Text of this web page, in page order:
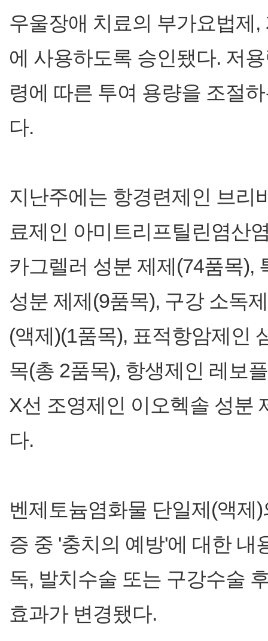
우울장애 치료의 부가요법제
에 사용하도록 승인됐다. 저
령에 따른 투여 용량을 조절
다.
지난주에는 항경련제인 브리
료제인 아미트리프틸린염산
카그렐러 성분 제제(74품목),
성분 제제(9품목), 구강 소독
(액제)(1품목), 표적항암제인
목(총 2품목), 항생제인 레보
X선 조영제인 이오헥솔 성분
다.
벤제토늄염화물 단일제(액제
증 중 '충치의 예방'에 대한 내
독, 발치수술 또는 구강수술
효과가 변경됐다.